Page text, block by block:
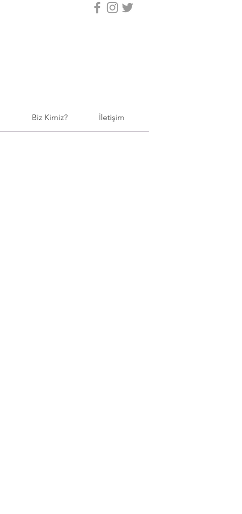
Biz Kimiz? İletişim